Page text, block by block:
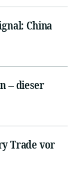
China
– dieser
Trade vor